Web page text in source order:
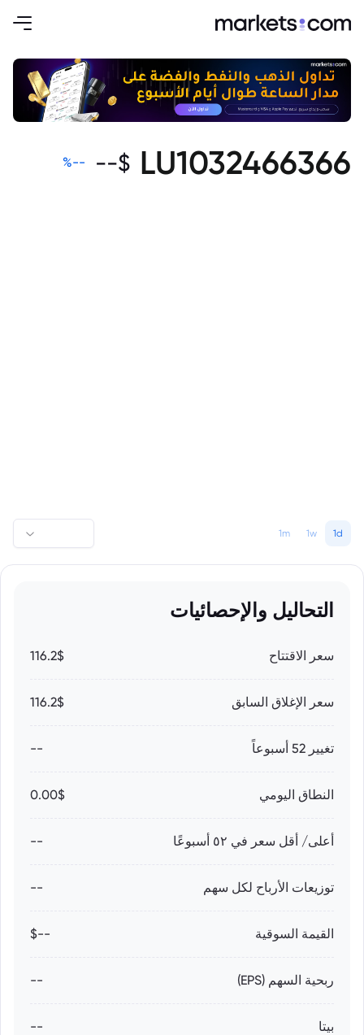
LU1032466366
$
--
--
%
1d
1w
1m
التحاليل والإحصائيات
سعر الاقتتاح 116.2$
سعر الإغلاق السابق 116.2$
تغيير 52 أسبوعاً --
النطاق اليومي 0.00$
أعلى/ أقل سعر في ٥٢ أسبوعًا --
توزيعات الأرباح لكل سهم --
القيمة السوقية --$
ربحية السهم (EPS) --
بيتا --